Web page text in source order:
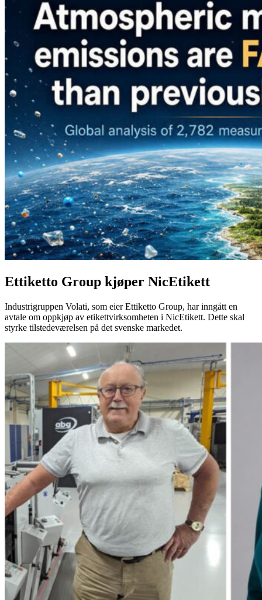
Ettiketto Group kjøper NicEtikett
Industrigruppen Volati, som eier Ettiketto Group, har inngått en
avtale om oppkjøp av etikettvirksomheten i NicEtikett. Dette skal
styrke tilstedeværelsen på det svenske markedet.